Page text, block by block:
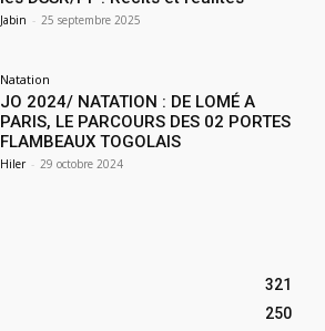
Jabin - 25 septembre 2025
Natation
JO 2024/ NATATION : DE LOMÉ A
PARIS, LE PARCOURS DES 02 PORTES
FLAMBEAUX TOGOLAIS
Hiler - 29 octobre 2024
321
250